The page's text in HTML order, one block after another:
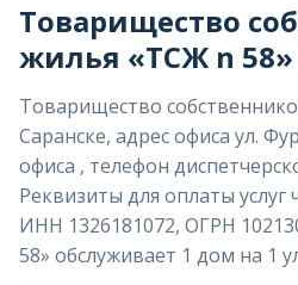
Товарищество
жилья «ТСЖ n 58»
Товарищество
Саранске, адрес офиса ул.
офиса , телефон
Реквизиты для оплаты услуг
ИНН 1326181072, ОГРН
58» обслуживает 1 дом на 1